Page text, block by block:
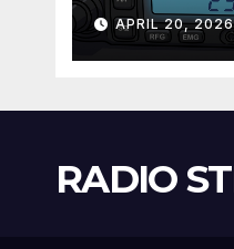
APRIL 20,
RADIO